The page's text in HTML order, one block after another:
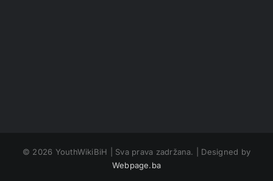
© 2026 YouthWikiBiH | Sva prava zadržana. | Designed by
Webpage.ba